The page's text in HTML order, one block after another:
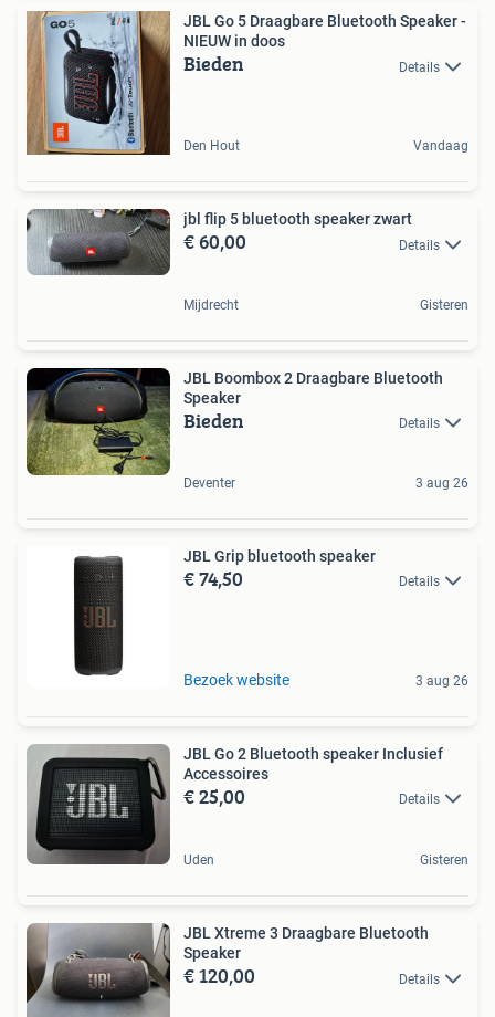
JBL Go 5 Draagbare Bluetooth Speaker -
NIEUW in doos
Bieden Details
Den Hout Vandaag
jbl flip 5 bluetooth speaker zwart
€ 60,00 Details
Mijdrecht Gisteren
JBL Boombox 2 Draagbare Bluetooth
Speaker
Bieden Details
Deventer 3 aug 26
JBL Grip bluetooth speaker
€ 74,50 Details
Bezoek website 3 aug 26
JBL Go 2 Bluetooth speaker Inclusief
Accessoires
€ 25,00 Details
Uden Gisteren
JBL Xtreme 3 Draagbare Bluetooth
Speaker
€ 120,00 Details